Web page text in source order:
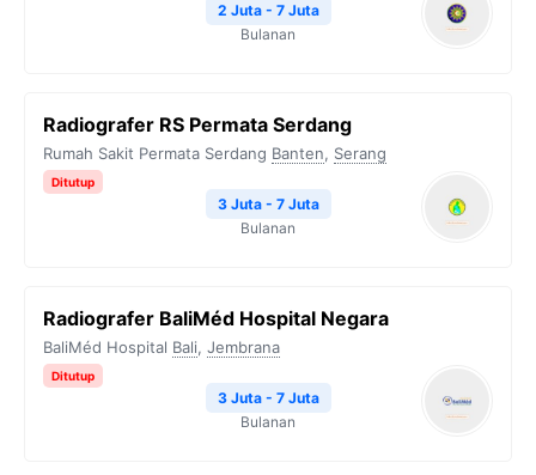
2 Juta - 7 Juta
Bulanan
Radiografer RS Permata Serdang
Rumah Sakit Permata Serdang Banten, Serang
Ditutup
3 Juta - 7 Juta
Bulanan
Radiografer BaliMéd Hospital Negara
BaliMéd Hospital Bali, Jembrana
Ditutup
3 Juta - 7 Juta
Bulanan